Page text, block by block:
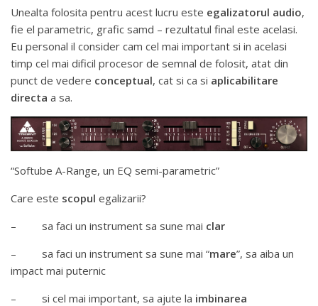
Unealta folosita pentru acest lucru este egalizatorul audio,
fie el parametric, grafic samd – rezultatul final este acelasi.
Eu personal il consider cam cel mai important si in acelasi
timp cel mai dificil procesor de semnal de folosit, atat din
punct de vedere conceptual, cat si ca si aplicabilitare
directa a sa.
“Softube A-Range, un EQ semi-parametric”
Care este scopul egalizarii?
– sa faci un instrument sa sune mai clar
– sa faci un instrument sa sune mai “mare”, sa aiba un
impact mai puternic
– si cel mai important, sa ajute la imbinarea